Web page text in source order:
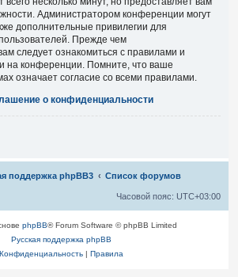
Администратором конференции могут
дополнительные привилегии для
Прежде чем
следует ознакомиться с правилами и
на конференции. Помните, что ваше
означает согласие со всеми правилами.
о конфиденциальности
поддержка phpBB3 Список форумов
Часовой пояс: UTC+03:00
phpBB® Forum Software © phpBB Limited
Русская поддержка phpBB
Конфиденциальность| Правила